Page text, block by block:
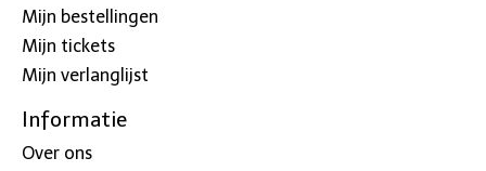
Mijn bestellingen
Mijn tickets
Mijn verlanglijst
Informatie
Over ons